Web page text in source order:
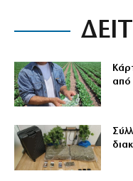
από